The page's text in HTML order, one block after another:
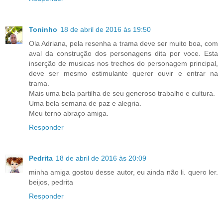
Toninho 18 de abril de 2016 às 19:50
Ola Adriana, pela resenha a trama deve ser muito boa, com
aval da construção dos personagens dita por voce. Esta
inserção de musicas nos trechos do personagem principal,
deve ser mesmo estimulante querer ouvir e entrar na
trama.
Mais uma bela partilha de seu generoso trabalho e cultura.
Uma bela semana de paz e alegria.
Meu terno abraço amiga.
Responder
Pedrita 18 de abril de 2016 às 20:09
minha amiga gostou desse autor, eu ainda não li. quero ler.
beijos, pedrita
Responder